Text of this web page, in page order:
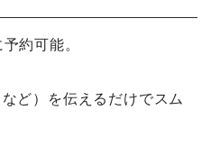
約可能。
ど）を伝えるだけでスム